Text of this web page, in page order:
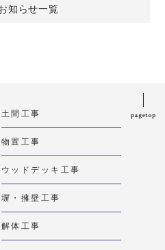
知らせ一覧
土間工事
物置工事
ウッドデッキ工事
塀・擁壁工事
解体工事
pagetop